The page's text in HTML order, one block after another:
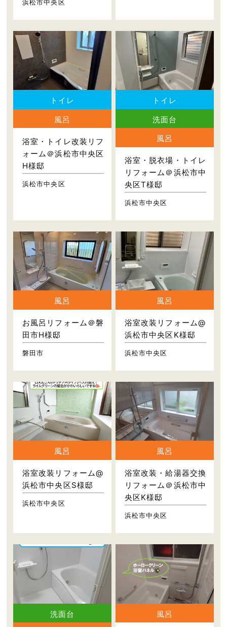
浜松市中央区
トイレ
風呂
浴室・トイレ改装リフ
ォーム＠浜松市中央区
H様邸
浜松市中央区
トイレ
洗面台
風呂
浴室・脱衣場・トイレ
リフォーム＠浜松市中
央区T様邸
浜松市中央区
風呂
お風呂リフォーム＠磐
田市H様邸
磐田市
風呂
浴室改装リフォーム@
浜松市中央区K様邸
浜松市中央区
風呂
浴室改装リフォーム@
浜松市中央区S様邸
浜松市中央区
風呂
浴室改装・給湯器交換
リフォーム＠浜松市中
央区K様邸
浜松市中央区
洗面台
風呂